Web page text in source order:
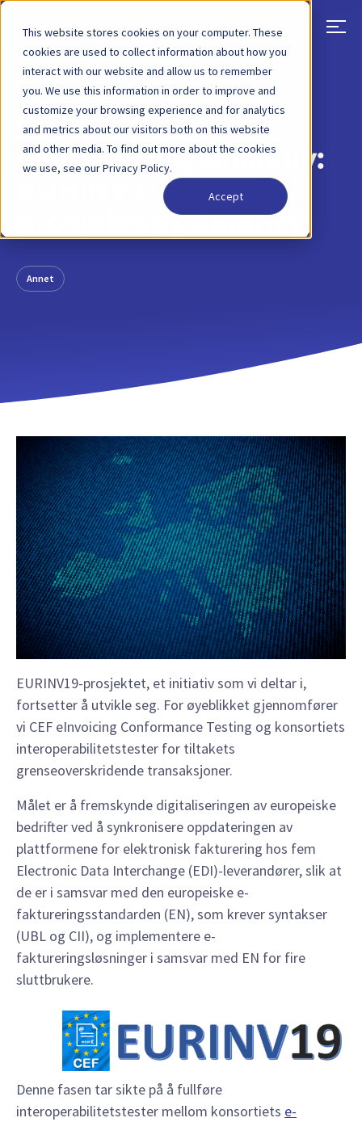
This website stores cookies on your computer. These
cookies are used to collect information about how you
interact with our website and allow us to remember
you. We use this information in order to improve and
customize your browsing experience and for analytics
and metrics about our visitors both on this website
and other media. To find out more about the cookies
we use, see our Privacy Policy.
Accept
TILBAKE BLOGGINNLEGG 09 MAR, 2021
Europeisk
digitaliseringsinitiativ:
EURINV19-
prosjektoppdatering
Annet
EURINV19-prosjektet, et initiativ som vi deltar i,
fortsetter å utvikle seg. For øyeblikket gjennomfører
vi CEF eInvoicing Conformance Testing og konsortiets
interoperabilitetstester for tiltakets
grenseoverskridende transaksjoner.
Målet er å fremskynde digitaliseringen av europeiske
bedrifter ved å synkronisere oppdateringen av
plattformene for elektronisk fakturering hos fem
Electronic Data Interchange (EDI)-leverandører, slik at
de er i samsvar med den europeiske e-
faktureringsstandarden (EN), som krever syntakser
(UBL og CII), og implementere e-
faktureringsløsninger i samsvar med EN for fire
sluttbrukere.
Denne fasen tar sikte på å fullføre
interoperabilitetstester mellom konsortiets e-